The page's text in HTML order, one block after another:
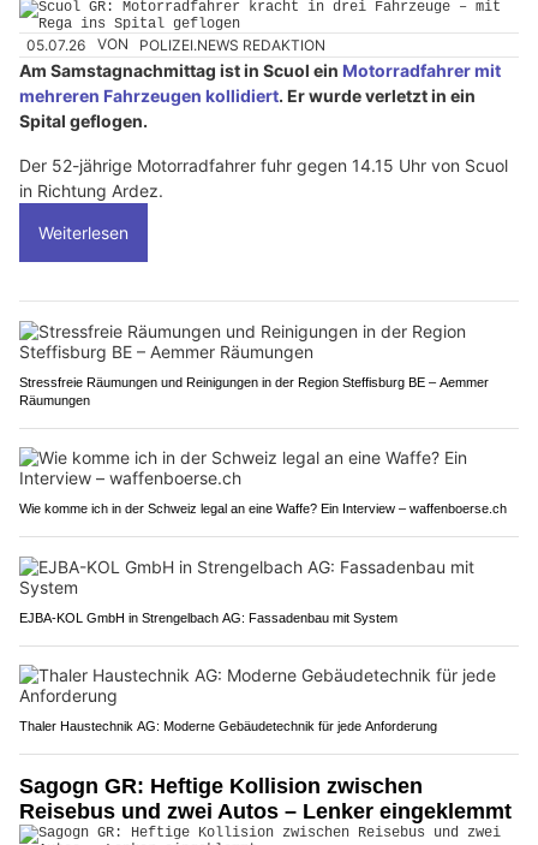
05.07.26 VON POLIZEI.NEWS REDAKTION
Am Samstagnachmittag ist in Scuol ein Motorradfahrer mit
mehreren Fahrzeugen kollidiert. Er wurde verletzt in ein
Spital geflogen.
Der 52-jährige Motorradfahrer fuhr gegen 14.15 Uhr von Scuol
in Richtung Ardez.
Weiterlesen
Stressfreie Räumungen und Reinigungen in der Region Steffisburg BE – Aemmer
Räumungen
Wie komme ich in der Schweiz legal an eine Waffe? Ein Interview – waffenboerse.ch
EJBA-KOL GmbH in Strengelbach AG: Fassadenbau mit System
Thaler Haustechnik AG: Moderne Gebäudetechnik für jede Anforderung
Sagogn GR: Heftige Kollision zwischen
Reisebus und zwei Autos – Lenker eingeklemmt